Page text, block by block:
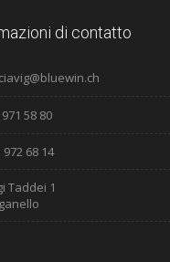
di contatto
58 80
972 68 14
Taddei 1